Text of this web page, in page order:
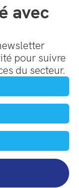
avec
pour suivre
du secteur.